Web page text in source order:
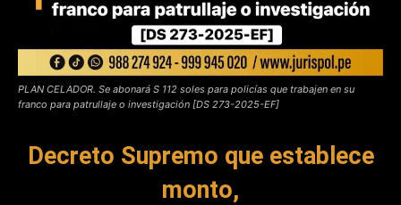
PLAN CELADOR. Se abonará S 112 soles para policías que trabajen en su
franco para patrullaje o investigación [DS 273-2025-EF]
Decreto Supremo que establece
monto,